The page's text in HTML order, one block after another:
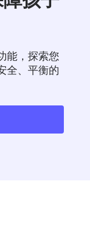
能，探索您
全、平衡的